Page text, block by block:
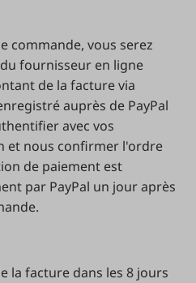
commande, vous serez
fournisseur en ligne
de la facture via
auprès de PayPal
avec vos
et nous confirmer l'ordre
de paiement est
par PayPal un jour après
la facture dans les 8 jours